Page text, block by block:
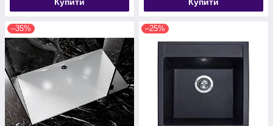
Купити Купити
–35% –25%